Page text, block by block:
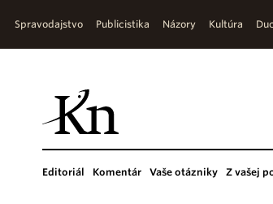
Spravodajstvo Publicistika Názory Kultúra
Editoriál Komentár Vaše otázniky Z vašej